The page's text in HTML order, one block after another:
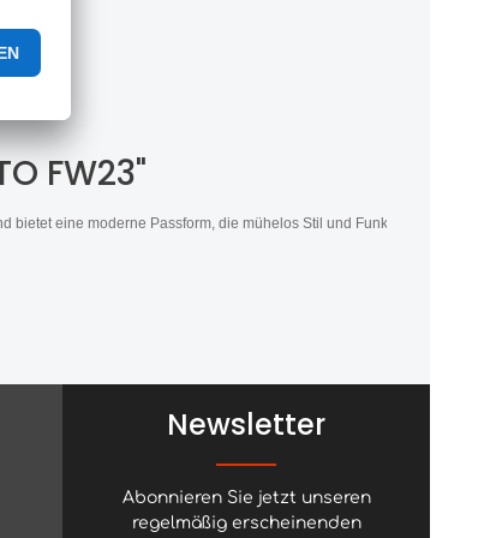
FW23"
eine moderne Passform, die mühelos Stil und Funktionalität
Newsletter
Abonnieren Sie jetzt unseren
regelmäßig erscheinenden